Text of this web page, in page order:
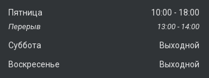
Пятница 10:00 18:00
13:00 14:00
Суббота
Выходной
Воскресенье
Выходной